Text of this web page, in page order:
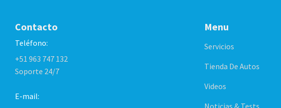
Contacto
Teléfono:
+51 963 747 132
Soporte 24/7
E-mail:
Menu
Servicios
Tienda De Autos
Videos